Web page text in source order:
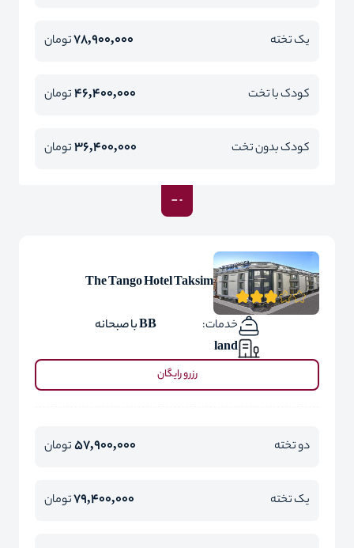
یک تخته 78,900,000تومان
کودک با تخت 46,400,000تومان
کودک بدون تخت 36,400,000تومان
The Tango Hotel Taksim
خدمات:
BB با صبحانه
land
رزرو رایگان
دو تخته 57,900,000تومان
یک تخته 79,400,000تومان